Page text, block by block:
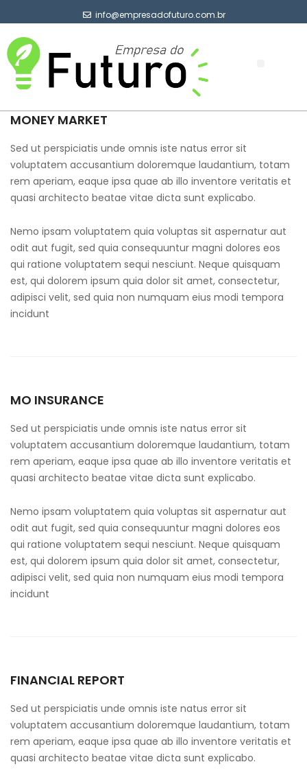
info@empresadofuturo.com.br
MONEY MARKET
Sed ut perspiciatis unde omnis iste natus error sit
voluptatem accusantium doloremque laudantium, totam
rem aperiam, eaque ipsa quae ab illo inventore veritatis et
quasi architecto beatae vitae dicta sunt explicabo.
Nemo ipsam voluptatem quia voluptas sit aspernatur aut
odit aut fugit, sed quia consequuntur magni dolores eos
qui ratione voluptatem sequi nesciunt. Neque quisquam
est, qui dolorem ipsum quia dolor sit amet, consectetur,
adipisci velit, sed quia non numquam eius modi tempora
incidunt
MO INSURANCE
Sed ut perspiciatis unde omnis iste natus error sit
voluptatem accusantium doloremque laudantium, totam
rem aperiam, eaque ipsa quae ab illo inventore veritatis et
quasi architecto beatae vitae dicta sunt explicabo.
Nemo ipsam voluptatem quia voluptas sit aspernatur aut
odit aut fugit, sed quia consequuntur magni dolores eos
qui ratione voluptatem sequi nesciunt. Neque quisquam
est, qui dolorem ipsum quia dolor sit amet, consectetur,
adipisci velit, sed quia non numquam eius modi tempora
incidunt
FINANCIAL REPORT
Sed ut perspiciatis unde omnis iste natus error sit
voluptatem accusantium doloremque laudantium, totam
rem aperiam, eaque ipsa quae ab illo inventore veritatis et
quasi architecto beatae vitae dicta sunt explicabo.